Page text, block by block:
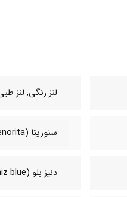
لنز رنگی, لنز
سنوریتا (senorita)
دنیز بلو (deniz blue)